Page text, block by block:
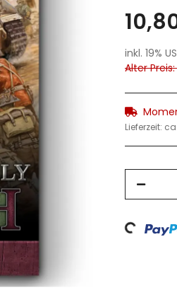
inkl. 19%
Alter
Lieferzeit:
Loading...